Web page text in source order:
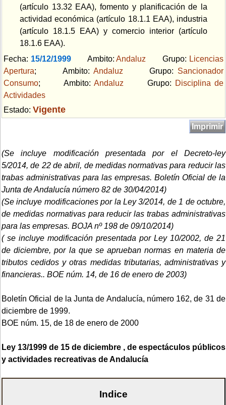
(artículo 13.32 EAA), fomento y planificación de la
actividad económica (artículo 18.1.1 EAA), industria
(artículo 18.1.5 EAA) y comercio interior (artículo
18.1.6 EAA).
Fecha: 15/12/1999Ambito:Andaluz Grupo: Licencias
Apertura; Ambito: Andaluz Grupo: Sancionador
Consumo; Ambito:Andaluz Grupo: Disciplina de
Actividades
Estado: Vigente
Imprimir
(Se incluye modificación presentada por el Decreto-ley
5/2014, de 22 de abril, de medidas normativas para reducir las
trabas administrativas para las empresas. Boletín Oficial de la
Junta de Andalucía número 82 de 30/04/2014)
(Se incluye modificaciones por la Ley 3/2014, de 1 de octubre,
de medidas normativas para reducir las trabas administrativas
para las empresas. BOJA nº 198 de 09/10/2014)
( se incluye modificación presentada por Ley 10/2002, de 21
de diciembre, por la que se aprueban normas en materia de
tributos cedidos y otras medidas tributarias, administrativas y
financieras.. BOE núm. 14, de 16 de enero de 2003)
Boletín Oficial de la Junta de Andalucía, número 162, de 31 de
diciembre de 1999.
BOE núm. 15, de 18 de enero de 2000
Ley 13/1999 de 15 de diciembre , de espectáculos públicos
y actividades recreativas de Andalucía
Indice